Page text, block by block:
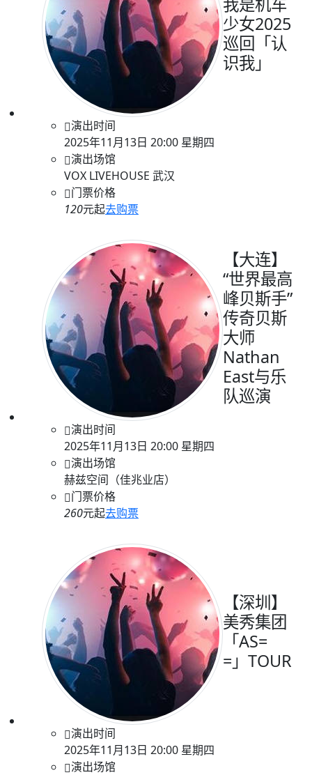
少女2025
巡回「认
识我」
演出时间
2025年11月13日 20:00 星期四
演出场馆
VOX LIVEHOUSE 武汉
门票价格
120元起去购票
【大连】
“世界最高
峰贝斯手”
传奇贝斯
大师
Nathan
East与乐
队巡演
演出时间
2025年11月13日 20:00 星期四
演出场馆
赫兹空间（佳兆业店）
门票价格
260元起去购票
【深圳】
美秀集团
「AS=
=」TOUR
演出时间
2025年11月13日 20:00 星期四
演出场馆